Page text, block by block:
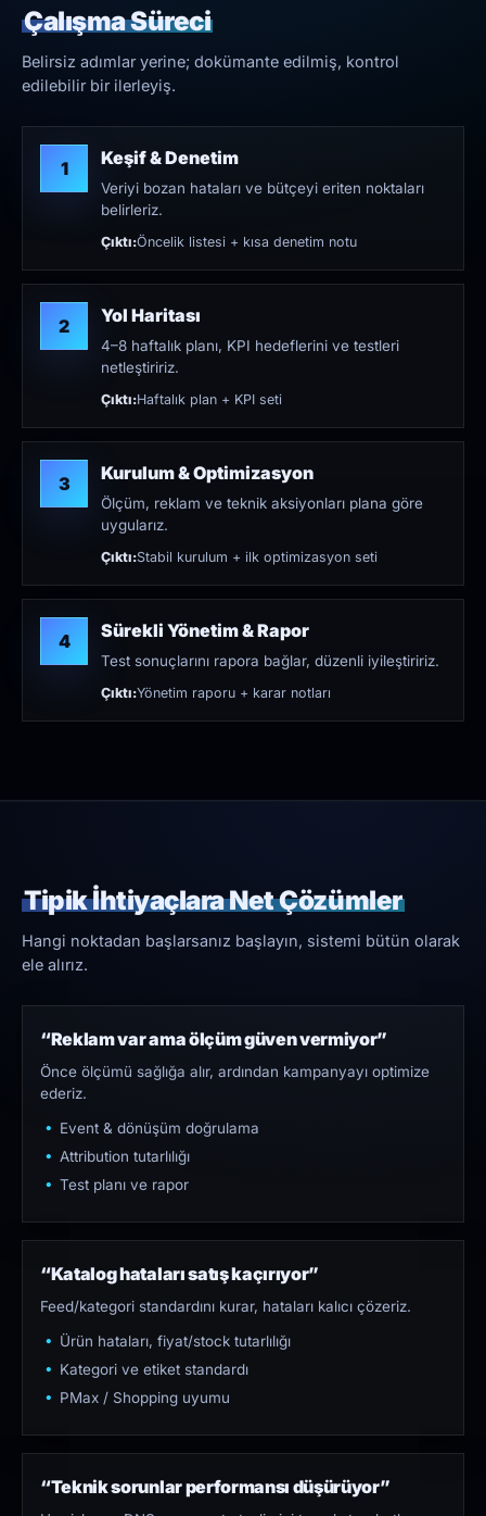
Çalışma Süreci
Belirsiz adımlar yerine; dokümante edilmiş, kontrol
edilebilir bir ilerleyiş.
1 Keşif & Denetim
Veriyi bozan hataları ve bütçeyi eriten noktaları
belirleriz.
Çıktı:Öncelik listesi + kısa denetim notu
2 Yol Haritası
4–8 haftalık planı, KPI hedeflerini ve testleri
netleştiririz.
Çıktı:Haftalık plan + KPI seti
3 Kurulum & Optimizasyon
Ölçüm, reklam ve teknik aksiyonları plana göre
uygularız.
Çıktı:Stabil kurulum + ilk optimizasyon seti
4 Sürekli Yönetim & Rapor
Test sonuçlarını rapora bağlar, düzenli iyileştiririz.
Çıktı:Yönetim raporu + karar notları
Tipik İhtiyaçlara Net Çözümler
Hangi noktadan başlarsanız başlayın, sistemi bütün olarak
ele alırız.
“Reklam var ama ölçüm güven vermiyor”
Önce ölçümü sağlığa alır, ardından kampanyayı optimize
ederiz.
Event & dönüşüm doğrulama
Attribution tutarlılığı
Test planı ve rapor
“Katalog hataları satış kaçırıyor”
Feed/kategori standardını kurar, hataları kalıcı çözeriz.
Ürün hataları, fiyat/stock tutarlılığı
Kategori ve etiket standardı
PMax / Shopping uyumu
“Teknik sorunlar performansı düşürüyor”